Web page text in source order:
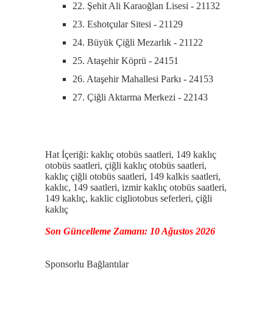
22. Şehit Ali Karaoğlan Lisesi - 21132
23. Eshotçular Sitesi - 21129
24. Büyük Çiğli Mezarlık - 21122
25. Ataşehir Köprü - 24151
26. Ataşehir Mahallesi Parkı - 24153
27. Çiğli Aktarma Merkezi - 22143
Hat İçeriği: kaklıç otobüs saatleri, 149 kaklıç
otobüs saatleri, çiğli kaklıç otobüs saatleri,
kaklıç çiğli otobüs saatleri, 149 kalkis saatleri,
kaklıc, 149 saatleri, izmir kaklıç otobüs saatleri,
149 kaklıç, kaklic cigliotobus seferleri, çiğli
kaklıç
Son Güncelleme Zamanı: 10 Ağustos 2026
Sponsorlu Bağlantılar